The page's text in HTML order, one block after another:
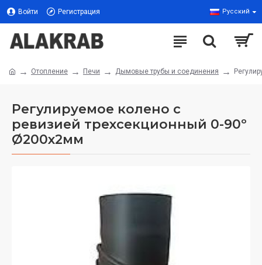
Войти Регистрация Русский
Отопление Печи Дымовые трубы и соединения
Регулируемое колено с
ревизией трехсекционный 0-90º
Ø200x2мм